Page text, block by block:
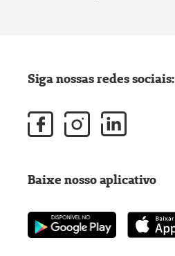
Siga nossas redes sociais:
Baixe nosso aplicativo